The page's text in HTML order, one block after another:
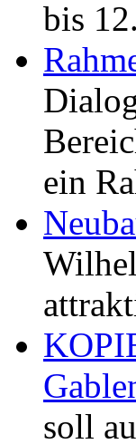
bis
ein
soll